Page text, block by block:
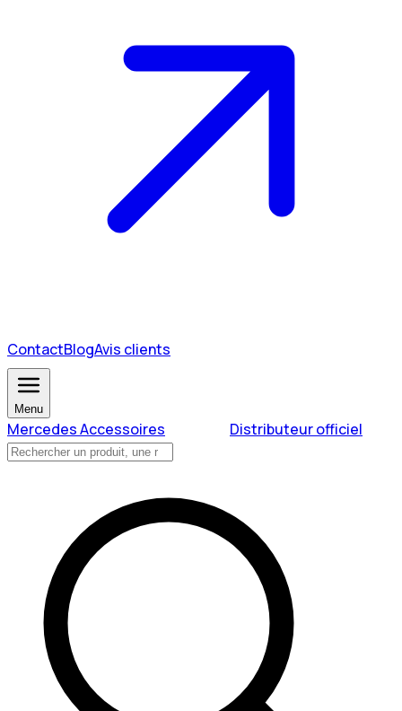
ContactBlogAvis clients
Menu
Mercedes Accessoires Distributeur officiel